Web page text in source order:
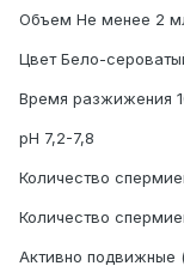
Объем Не менее 2
Цвет Бело-
Время разжижения
рН 7,2-7,8
Количество
Количество
Активно подвижные